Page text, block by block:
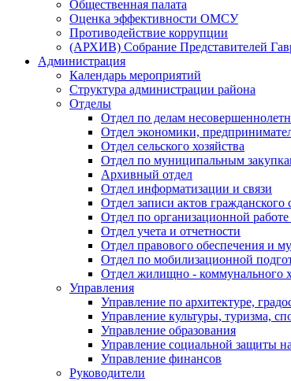
Общественная палата
Оценка эффективности ОМСУ
Противодействие коррупции
(АРХИВ) Собрание Представителей
Администрация
Календарь мероприятий
Структура администрации района
Отделы
Отдел по делам
Отдел экономики,
Отдел сельского хозяйства
Отдел по муниципальным
Архивный отдел
Отдел информатизации и связи
Отдел записи актов гражданского
Отдел по организационной
Отдел учета и отчетности
Отдел правового обеспечения и
Отдел по мобилизационной
Отдел жилищно - коммунального
Управления
Управление по архитектуре,
Управление культуры, туризма,
Управление образования
Управление социальной защиты
Управление финансов
Руководители